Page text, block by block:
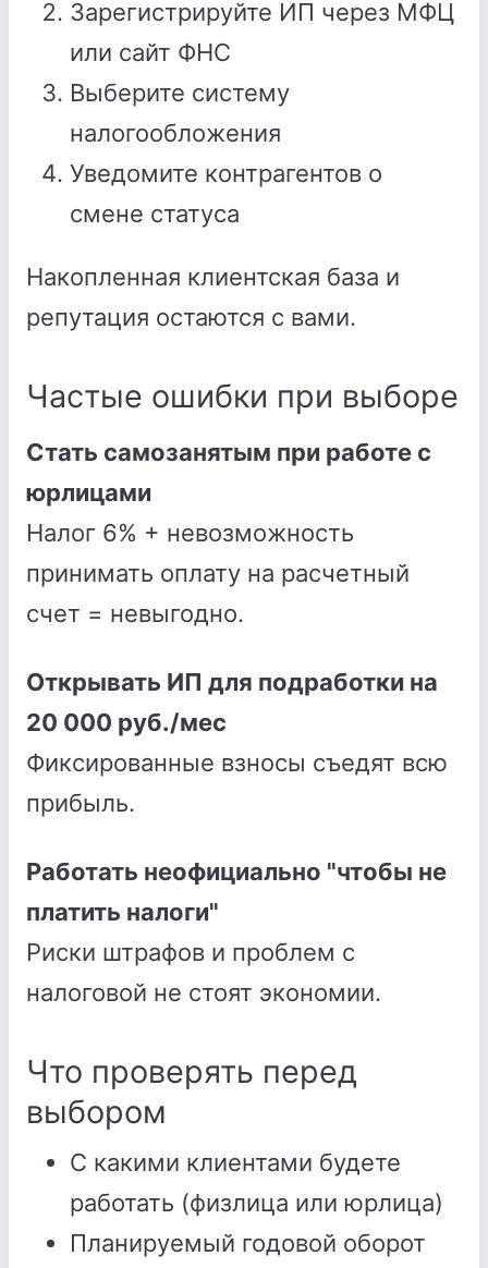
Зарегистрируйте ИП через МФЦ
или сайт ФНС
Выберите систему
налогообложения
Уведомите контрагентов о
смене статуса
Накопленная клиентская база и
репутация остаются с вами.
Частые ошибки при выборе
Стать самозанятым при работе с
юрлицами
Налог 6% + невозможность
принимать оплату на расчетный
счет = невыгодно.
Открывать ИП для подработки на
20 000 руб./мес
Фиксированные взносы съедят всю
прибыль.
Работать неофициально "чтобы не
платить налоги"
Риски штрафов и проблем с
налоговой не стоят экономии.
Что проверять перед
выбором
С какими клиентами будете
работать (физлица или юрлица)
Планируемый годовой оборот